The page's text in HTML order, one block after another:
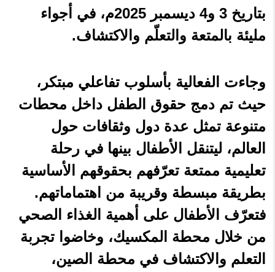
بتاريخ 3 و4 ديسمبر 2025م، في أجواء
مليئة بالمتعة والتعلّم والاكتشاف.
وجاءت الفعالية بأسلوب تفاعلي مبتكر،
حيث تم دمج حقوق الطفل داخل محطات
متنوعة تمثل عدة دول وثقافات حول
العالم، ليتنقل الأطفال بينها في رحلة
تعليمية ممتعة تعرّفهم بحقوقهم الأساسية
بطريقة مبسطة وقريبة من اهتماماتهم.
فتعرّف الأطفال على أهمية الغذاء الصحي
من خلال محطة المكسيك، وخاضوا تجربة
التعلم والاكتشاف في محطة الصين،